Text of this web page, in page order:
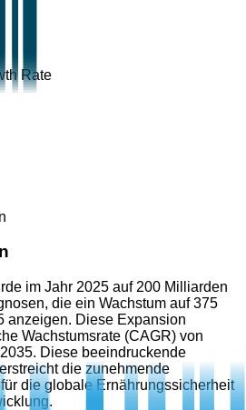
Rate
im Jahr 2025 auf 200 Milliarden
die ein Wachstum auf 375
anzeigen. Diese Expansion
Wachstumsrate (CAGR) von
Diese beeindruckende
die zunehmende
für die globale Ernährungssicherheit